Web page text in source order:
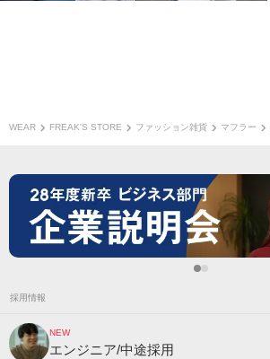
WEAR FREAK'S STORE ファッション雑貨 マフラー
採用情報
NEW
エンジニア/中途採用